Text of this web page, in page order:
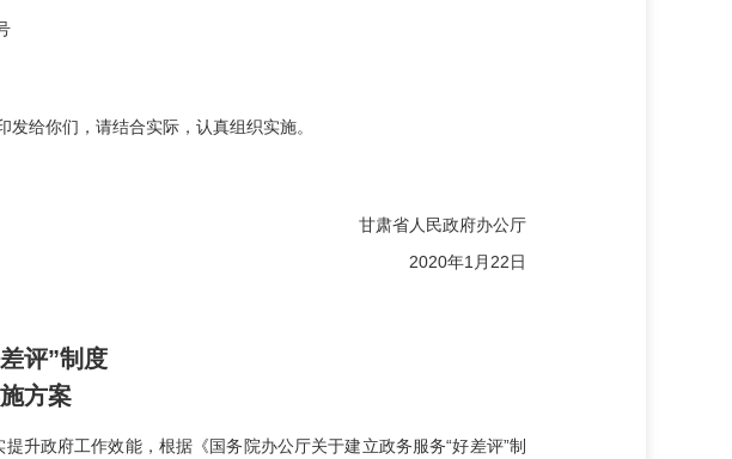
给你们，请结合实际，认真组织实施。
省人民政府办公厅
年1月22日
评”制度
方案
政府工作效能，根据《国务院办公厅关于建立政务服务“好差评”制